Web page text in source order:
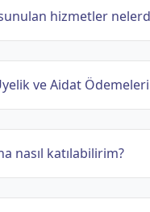
hizmetler
ve Aidat
nasıl katılabilirim?